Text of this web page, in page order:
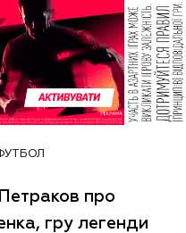
про
гру легенди